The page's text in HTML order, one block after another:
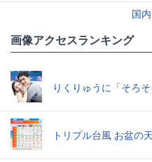
国
画像アクセスランキング
りくりゅうに「そろそ
トリプル台風 お盆の